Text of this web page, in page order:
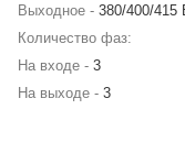
Выходное - 380/400/
Количество фаз:
На входе - 3
На выходе - 3